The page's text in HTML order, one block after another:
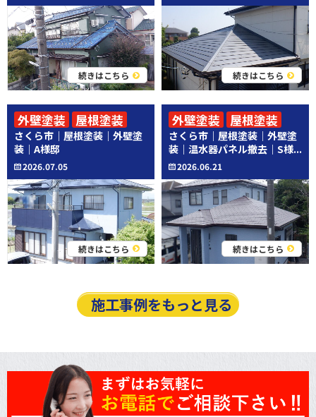
続きはこちら 続きはこちら
さくら市｜屋根塗装｜外壁塗
装｜A様邸
2026.07.05
続きはこちら
外壁塗装 屋根塗装
さくら市｜屋根塗装｜外壁塗
装｜温水器パネル撤去｜S様...
2026.06.21
続きはこちら
外壁塗装
屋根塗装
その他工事
施工事例をもっと見る